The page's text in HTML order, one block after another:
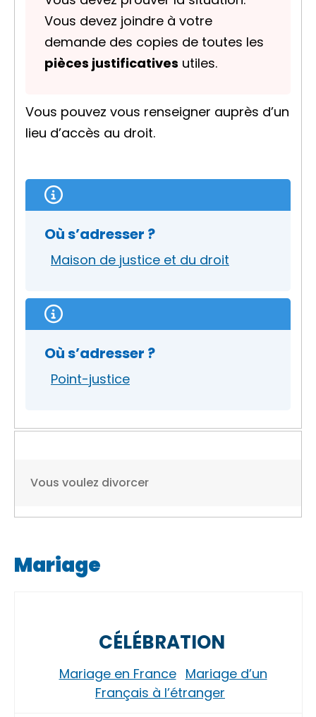
Vous devez joindre à votre
demande des copies de toutes les
pièces justificatives utiles.
Vous pouvez vous renseigner auprès d’un
lieu d’accès au droit.
Où s’adresser ?
Maison de justice et du droit
Où s’adresser ?
Point-justice
Vous voulez divorcer
Mariage
CÉLÉBRATION
Mariage en France Mariage d’un
Français à l’étranger